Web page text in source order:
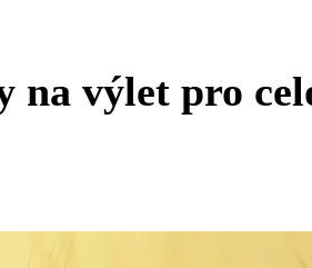
na výlet pro